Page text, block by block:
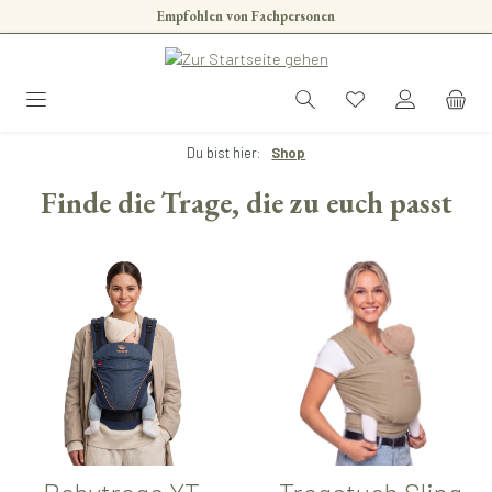
Zum Hauptinhalt springenEmpfohlen von Fachpersonen
Du bist hier: Shop
Finde die Trage, die zu euch passt